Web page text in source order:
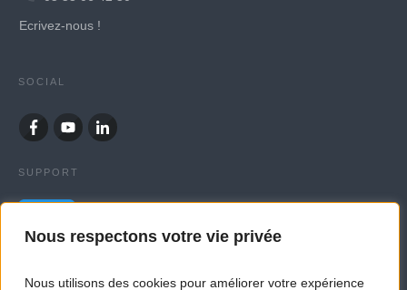
Nous respectons votre vie privée
Nous utilisons des cookies pour améliorer votre expérience
Ecrivez-nous !
SOCIAL
SUPPORT